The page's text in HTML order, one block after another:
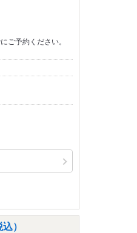
ご予約ください。
）